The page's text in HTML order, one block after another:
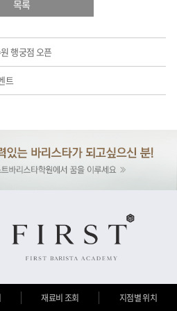
목록
행궁점 오픈
트
재료비 조회 지점별 위치